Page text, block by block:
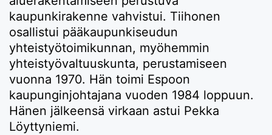
kaupunkirakenne vahvistui. Tiihonen
osallistui pääkaupunkiseudun
yhteistyötoimikunnan, myöhemmin
yhteistyövaltuuskunta, perustamiseen
vuonna 1970. Hän toimi Espoon
kaupunginjohtajana vuoden 1984 loppuun.
Hänen jälkeensä virkaan astui Pekka
Löyttyniemi.